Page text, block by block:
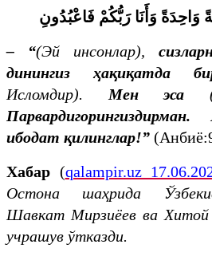
وَاحِدَةً وَأَنَا رَبُّكُمْ فَاعْبُدُونِ
– “(Эй инсонлар),
динингиз ҳақиқатда
Исломдир). Мен эса
ибодат қилинглар!”
Хабар (qalampir.uz
Остона шаҳрида
Шавкат Мирзиёев ва Хитой
учрашув ўтказди.